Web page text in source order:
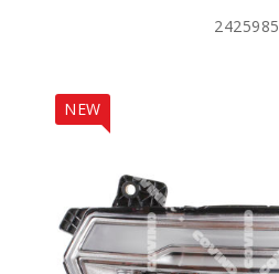
2425985
NEW